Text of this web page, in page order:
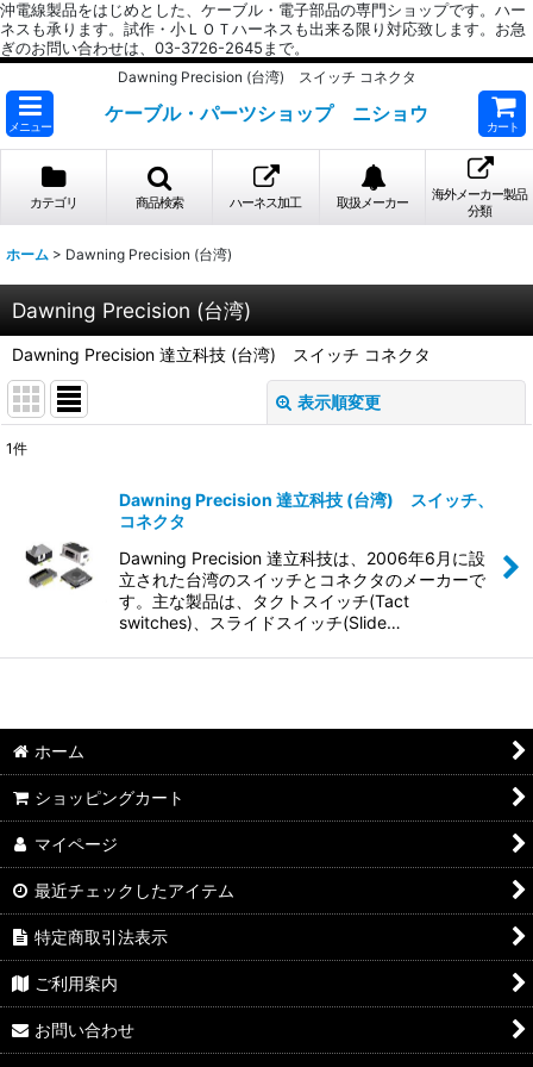
沖電線製品をはじめとした、ケーブル・電子部品の専門ショップです。ハー
ネスも承ります。試作・小ＬＯＴハーネスも出来る限り対応致します。お急
ぎのお問い合わせは、03-3726-2645まで。
Dawning Precision (台湾) スイッチ コネクタ
メニュー
ケーブル・パーツショップ ニショウ
カート
カテゴリ 商品検索 ハーネス加工 取扱メーカー
海外メーカー製品
分類
ホーム > Dawning Precision (台湾)
Dawning Precision (台湾)
Dawning Precision 達立科技 (台湾) スイッチ コネクタ
表示順変更
絞り込む
1件
Dawning Precision 達立科技 (台湾) スイッチ、
コネクタ
Dawning Precision 達立科技は、2006年6月に設
立された台湾のスイッチとコネクタのメーカーで
す。主な製品は、タクトスイッチ(Tact
switches)、スライドスイッチ(Slide…
ホーム
ショッピングカート
マイページ
最近チェックしたアイテム
特定商取引法表示
ご利用案内
お問い合わせ